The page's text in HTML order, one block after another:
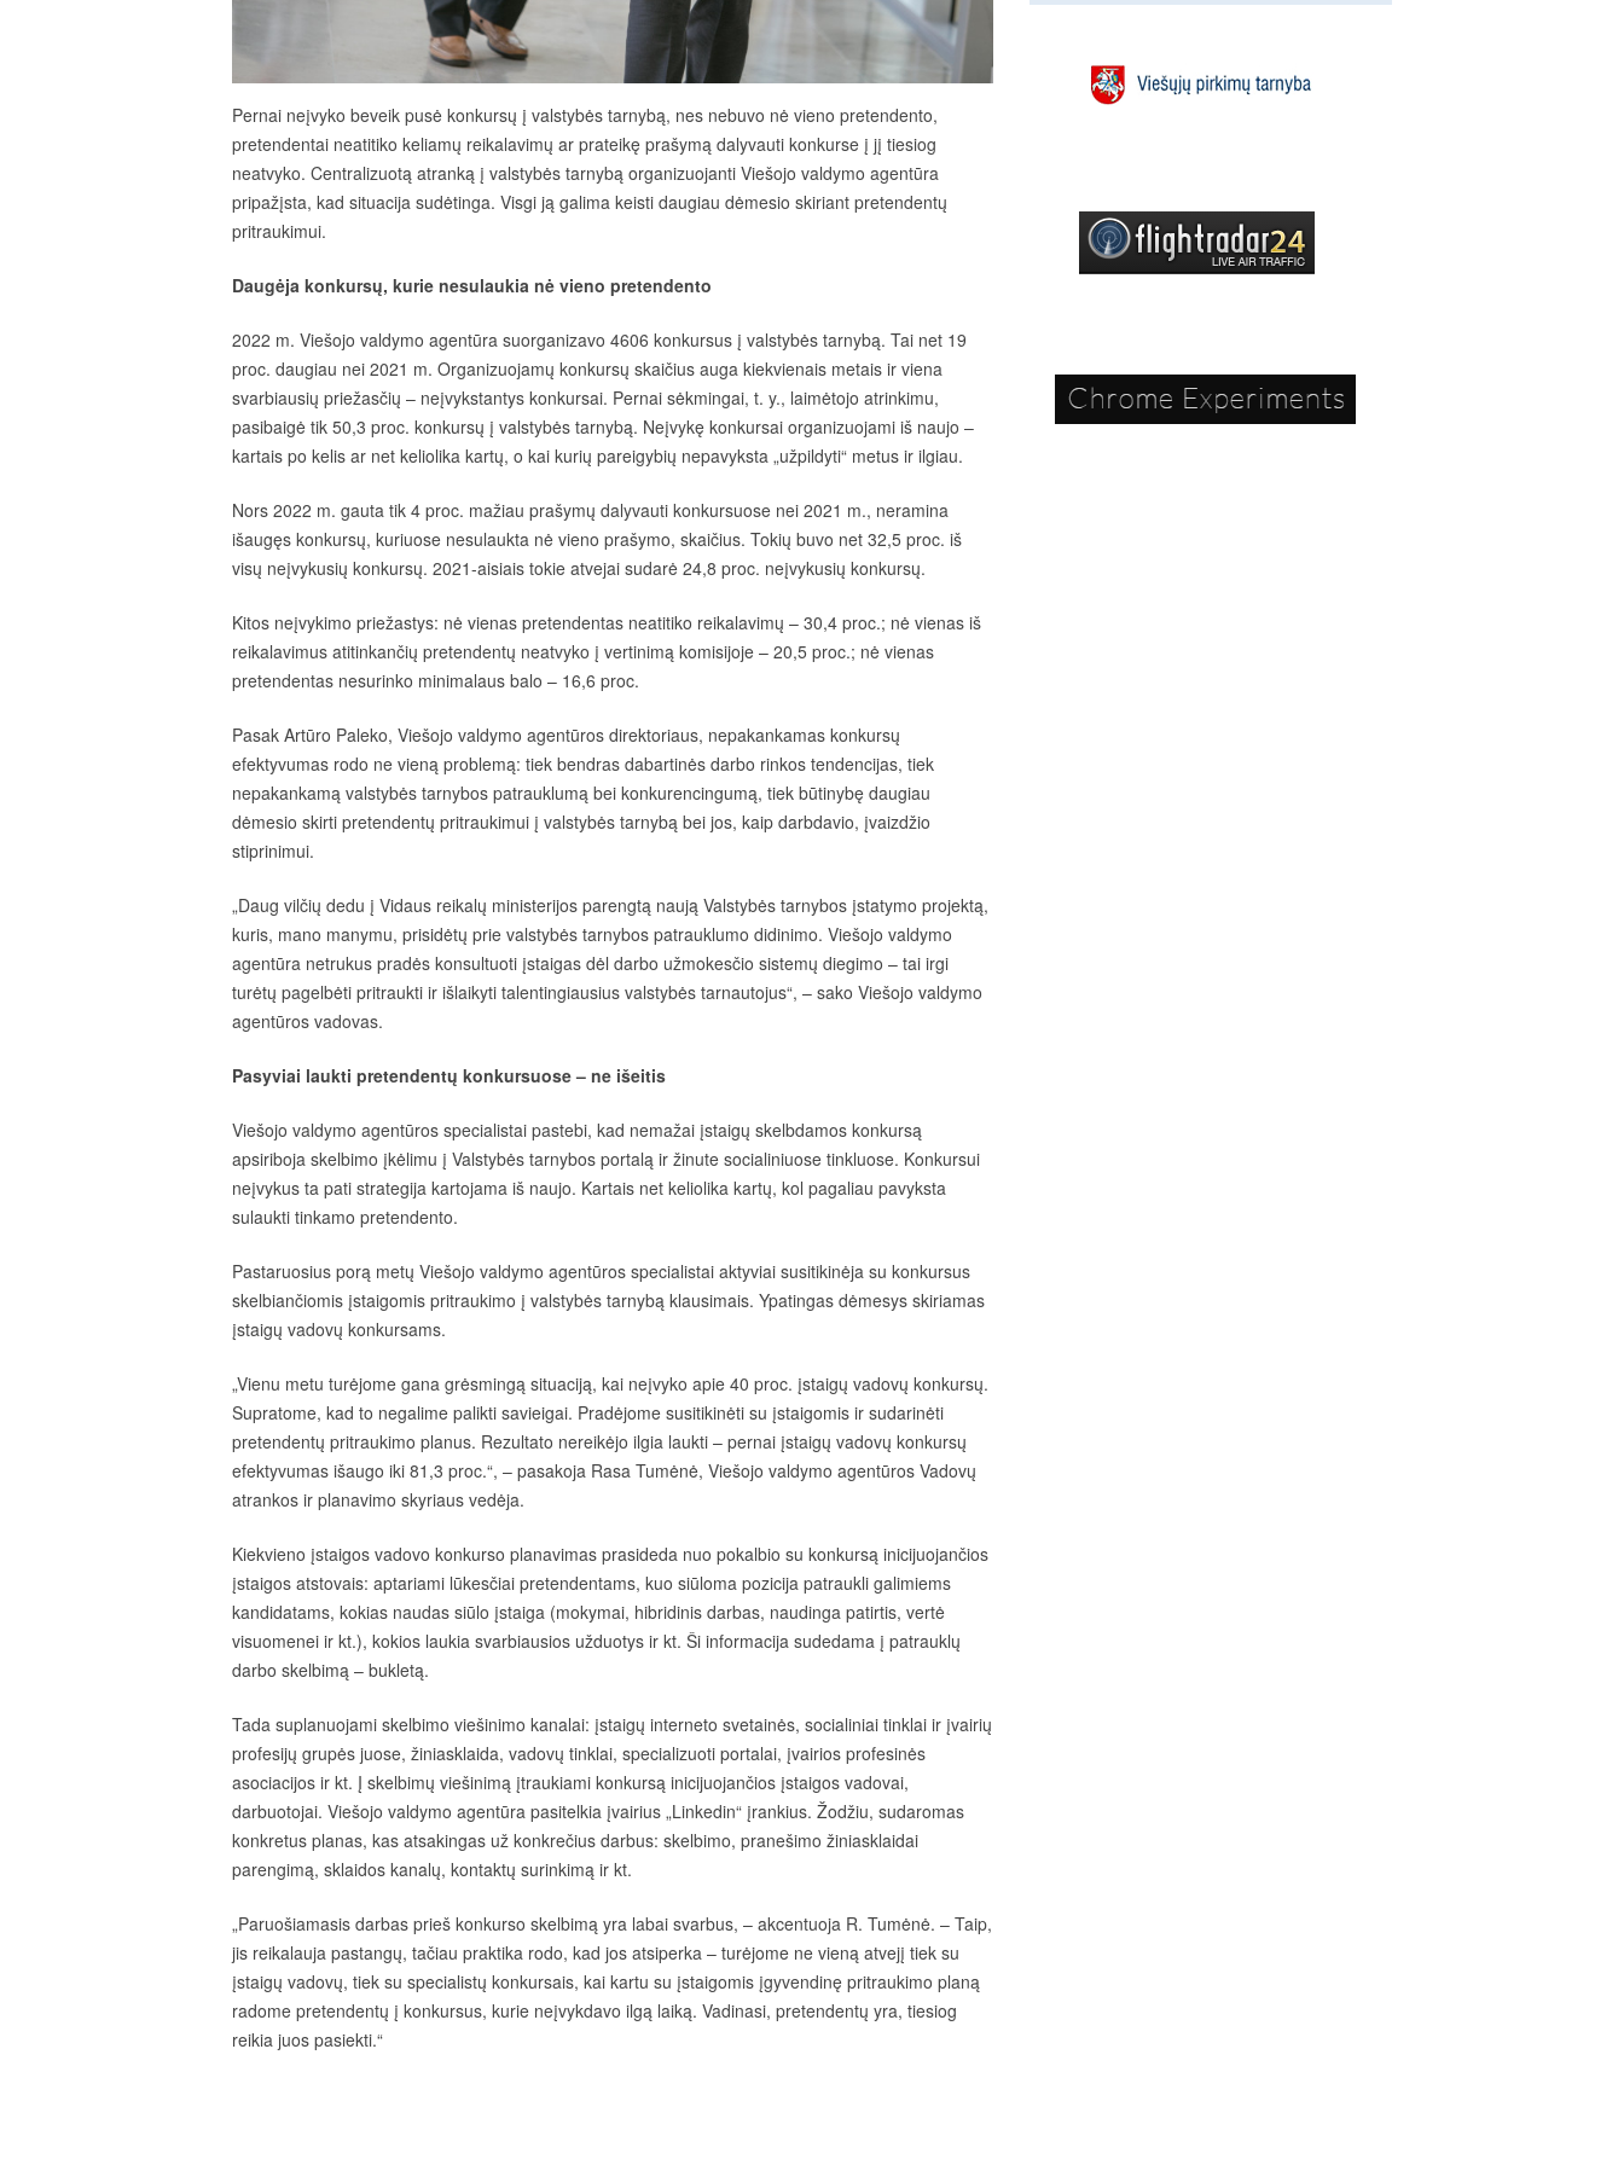
Pernai neįvyko beveik pusė konkursų į valstybės tarnybą, nes nebuvo nė vieno pretendento,
pretendentai neatitiko keliamų reikalavimų ar prateikę prašymą dalyvauti konkurse į jį tiesiog
neatvyko. Centralizuotą atranką į valstybės tarnybą organizuojanti Viešojo valdymo agentūra
pripažįsta, kad situacija sudėtinga. Visgi ją galima keisti daugiau dėmesio skiriant pretendentų
pritraukimui.
Daugėja konkursų, kurie nesulaukia nė vieno pretendento
2022 m. Viešojo valdymo agentūra suorganizavo 4606 konkursus į valstybės tarnybą. Tai net 19
proc. daugiau nei 2021 m. Organizuojamų konkursų skaičius auga kiekvienais metais ir viena
svarbiausių priežasčių – neįvykstantys konkursai. Pernai sėkmingai, t. y., laimėtojo atrinkimu,
pasibaigė tik 50,3 proc. konkursų į valstybės tarnybą. Neįvykę konkursai organizuojami iš naujo –
kartais po kelis ar net keliolika kartų, o kai kurių pareigybių nepavyksta „užpildyti“ metus ir ilgiau.
Nors 2022 m. gauta tik 4 proc. mažiau prašymų dalyvauti konkursuose nei 2021 m., neramina
išaugęs konkursų, kuriuose nesulaukta nė vieno prašymo, skaičius. Tokių buvo net 32,5 proc. iš
visų neįvykusių konkursų. 2021-aisiais tokie atvejai sudarė 24,8 proc. neįvykusių konkursų.
Kitos neįvykimo priežastys: nė vienas pretendentas neatitiko reikalavimų – 30,4 proc.; nė vienas iš
reikalavimus atitinkančių pretendentų neatvyko į vertinimą komisijoje – 20,5 proc.; nė vienas
pretendentas nesurinko minimalaus balo – 16,6 proc.
Pasak Artūro Paleko, Viešojo valdymo agentūros direktoriaus, nepakankamas konkursų
efektyvumas rodo ne vieną problemą: tiek bendras dabartinės darbo rinkos tendencijas, tiek
nepakankamą valstybės tarnybos patrauklumą bei konkurencingumą, tiek būtinybę daugiau
dėmesio skirti pretendentų pritraukimui į valstybės tarnybą bei jos, kaip darbdavio, įvaizdžio
stiprinimui.
„Daug vilčių dedu į Vidaus reikalų ministerijos parengtą naują Valstybės tarnybos įstatymo projektą,
kuris, mano manymu, prisidėtų prie valstybės tarnybos patrauklumo didinimo. Viešojo valdymo
agentūra netrukus pradės konsultuoti įstaigas dėl darbo užmokesčio sistemų diegimo – tai irgi
turėtų pagelbėti pritraukti ir išlaikyti talentingiausius valstybės tarnautojus“, – sako Viešojo valdymo
agentūros vadovas.
Pasyviai laukti pretendentų konkursuose – ne išeitis
Viešojo valdymo agentūros specialistai pastebi, kad nemažai įstaigų skelbdamos konkursą
apsiriboja skelbimo įkėlimu į Valstybės tarnybos portalą ir žinute socialiniuose tinkluose. Konkursui
neįvykus ta pati strategija kartojama iš naujo. Kartais net keliolika kartų, kol pagaliau pavyksta
sulaukti tinkamo pretendento.
Pastaruosius porą metų Viešojo valdymo agentūros specialistai aktyviai susitikinėja su konkursus
skelbiančiomis įstaigomis pritraukimo į valstybės tarnybą klausimais. Ypatingas dėmesys skiriamas
įstaigų vadovų konkursams.
„Vienu metu turėjome gana grėsmingą situaciją, kai neįvyko apie 40 proc. įstaigų vadovų konkursų.
Supratome, kad to negalime palikti savieigai. Pradėjome susitikinėti su įstaigomis ir sudarinėti
pretendentų pritraukimo planus. Rezultato nereikėjo ilgia laukti – pernai įstaigų vadovų konkursų
efektyvumas išaugo iki 81,3 proc.“, – pasakoja Rasa Tumėnė, Viešojo valdymo agentūros Vadovų
atrankos ir planavimo skyriaus vedėja.
Kiekvieno įstaigos vadovo konkurso planavimas prasideda nuo pokalbio su konkursą inicijuojančios
įstaigos atstovais: aptariami lūkesčiai pretendentams, kuo siūloma pozicija patraukli galimiems
kandidatams, kokias naudas siūlo įstaiga (mokymai, hibridinis darbas, naudinga patirtis, vertė
visuomenei ir kt.), kokios laukia svarbiausios užduotys ir kt. Ši informacija sudedama į patrauklų
darbo skelbimą – bukletą.
Tada suplanuojami skelbimo viešinimo kanalai: įstaigų interneto svetainės, socialiniai tinklai ir įvairių
profesijų grupės juose, žiniasklaida, vadovų tinklai, specializuoti portalai, įvairios profesinės
asociacijos ir kt. Į skelbimų viešinimą įtraukiami konkursą inicijuojančios įstaigos vadovai,
darbuotojai. Viešojo valdymo agentūra pasitelkia įvairius „Linkedin“ įrankius. Žodžiu, sudaromas
konkretus planas, kas atsakingas už konkrečius darbus: skelbimo, pranešimo žiniasklaidai
parengimą, sklaidos kanalų, kontaktų surinkimą ir kt.
„Paruošiamasis darbas prieš konkurso skelbimą yra labai svarbus, – akcentuoja R. Tumėnė. – Taip,
jis reikalauja pastangų, tačiau praktika rodo, kad jos atsiperka – turėjome ne vieną atvejį tiek su
įstaigų vadovų, tiek su specialistų konkursais, kai kartu su įstaigomis įgyvendinę pritraukimo planą
radome pretendentų į konkursus, kurie neįvykdavo ilgą laiką. Vadinasi, pretendentų yra, tiesiog
reikia juos pasiekti.“